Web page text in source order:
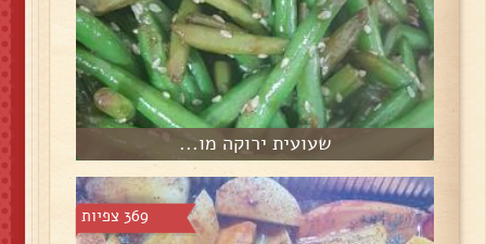
שעועית ירוקה מו...
369 צפיות